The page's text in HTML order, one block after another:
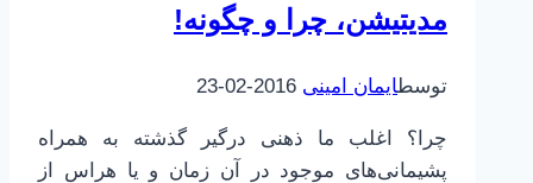
مدیتیشن، چرا و چگونه!
توسطایمان امینی 2016-02-23
چرا؟ اغلب ما ذهنی درگیر گذشته به همراه
پشیمانی‌های موجود در آن زمان و یا هراس از